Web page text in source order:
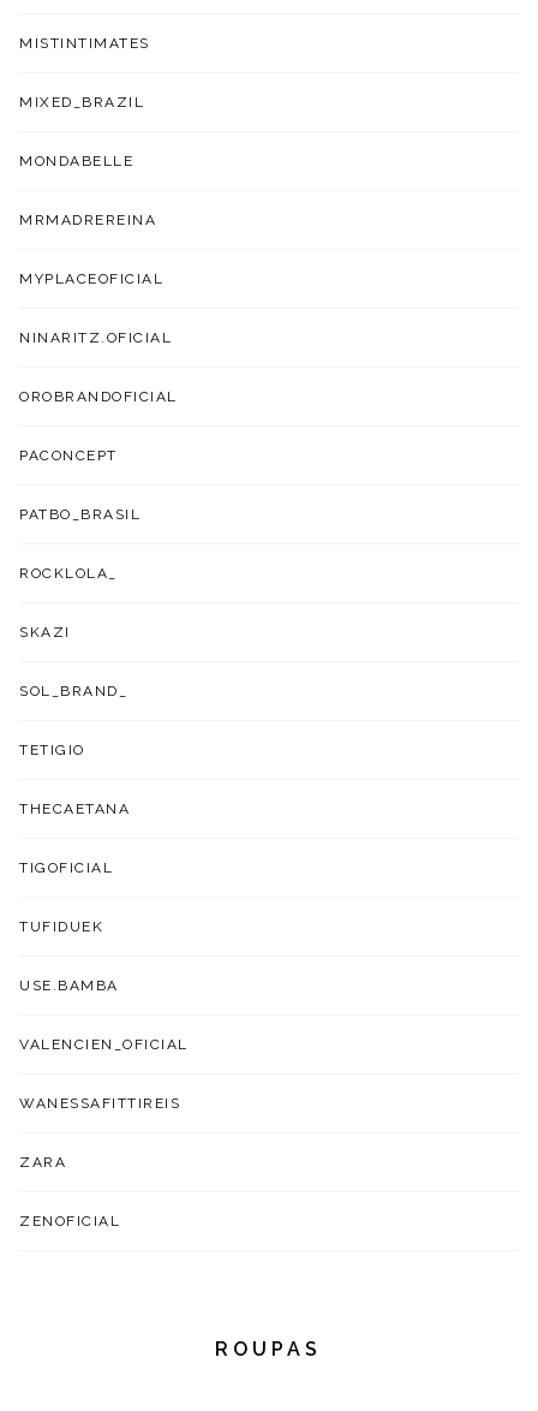
MISTINTIMATES
MIXED_BRAZIL
MONDABELLE
MRMADREREINA
MYPLACEOFICIAL
NINARITZ.OFICIAL
OROBRANDOFICIAL
PACONCEPT
PATBO_BRASIL
ROCKLOLA_
SKAZI
SOL_BRAND_
TETIGIO
THECAETANA
TIGOFICIAL
TUFIDUEK
USE.BAMBA
VALENCIEN_OFICIAL
WANESSAFITTIREIS
ZARA
ZENOFICIAL
ROUPAS